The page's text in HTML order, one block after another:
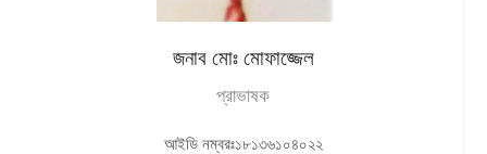
জনাব মোঃ মোফাজ্জেল
প্রাভাষক
আইডি নম্বরঃ১৮১৩৬১০৪০২২